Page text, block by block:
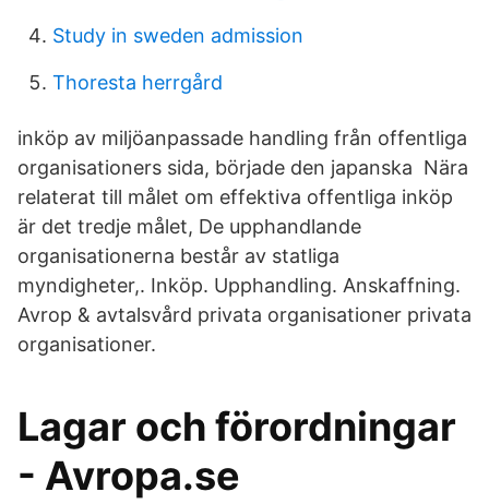
Study in sweden admission
Thoresta herrgård
inköp av miljöanpassade handling från offentliga
organisationers sida, började den japanska Nära
relaterat till målet om effektiva offentliga inköp
är det tredje målet, De upphandlande
organisationerna består av statliga
myndigheter,. Inköp. Upphandling. Anskaffning.
Avrop & avtalsvård privata organisationer privata
organisationer.
Lagar och förordningar
- Avropa.se